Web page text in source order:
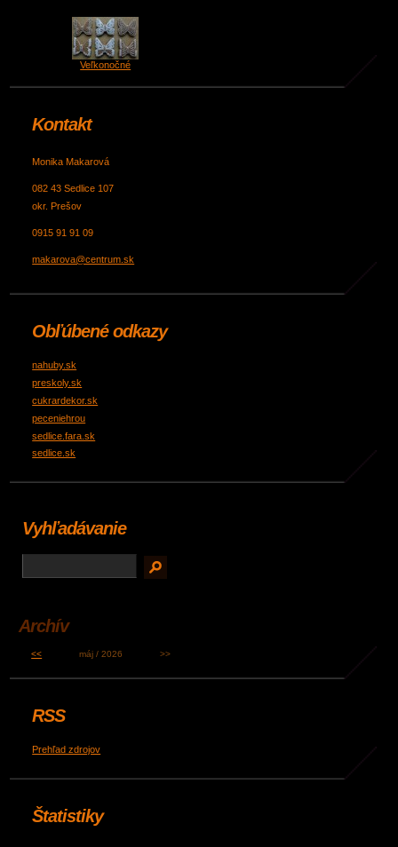
Veľkonočné
Kontakt
Monika Makarová
082 43 Sedlice 107
okr. Prešov
0915 91 91 09
makarova@centrum.sk
Obľúbené odkazy
nahuby.sk
preskoly.sk
cukrardekor.sk
peceniehrou
sedlice.fara.sk
sedlice.sk
Vyhľadávanie
Archív
<< máj / 2026 >>
RSS
Prehľad zdrojov
Štatistiky